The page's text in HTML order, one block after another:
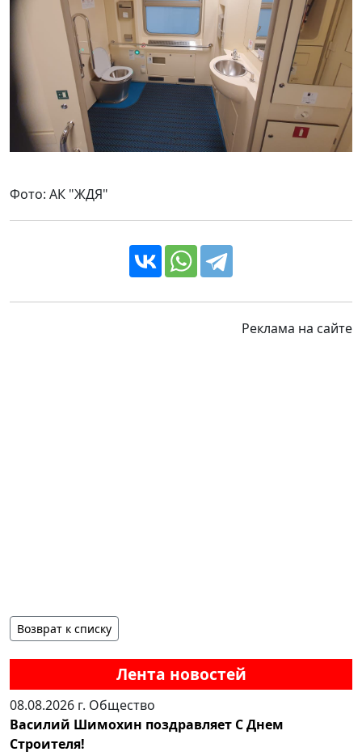
Лента новостей
08.08.2026 г. Общество
Василий Шимохин поздравляет С Днем
Строителя!
Фото: АК "ЖДЯ"
Реклама на сайте
Возврат к списку